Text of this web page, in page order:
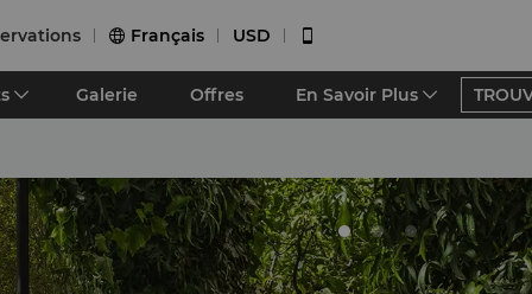
 Français USD 
Galerie Offres En Savoir Plus